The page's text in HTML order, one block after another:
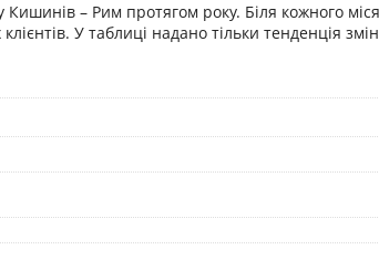
– Рим протягом року. Біля кожного
У таблиці надано тільки тенденція